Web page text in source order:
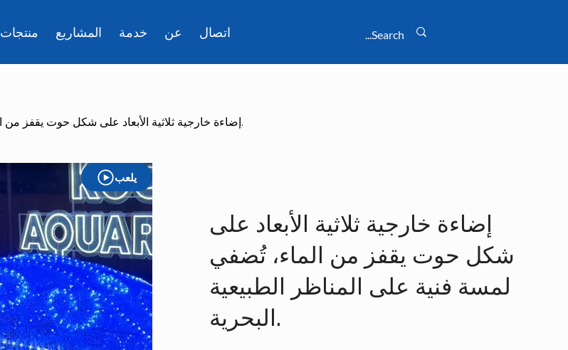
منتجات المشاريع خدمة عن اتصال
إضاءة خارجية ثلاثية الأبعاد على شكل حوت يقفز من الماء، تُضفي لمسة فنية على المناظر الطبيعية البحرية.
يلعب
إضاءة خارجية ثلاثية الأبعاد على
شكل حوت يقفز من الماء، تُضفي
لمسة فنية على المناظر الطبيعية
البحرية.